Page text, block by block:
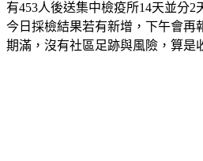
有453人後送集中檢疫所14天並分2
今日採檢結果若有新增，下午會再
期滿，沒有社區足跡與風險，算是